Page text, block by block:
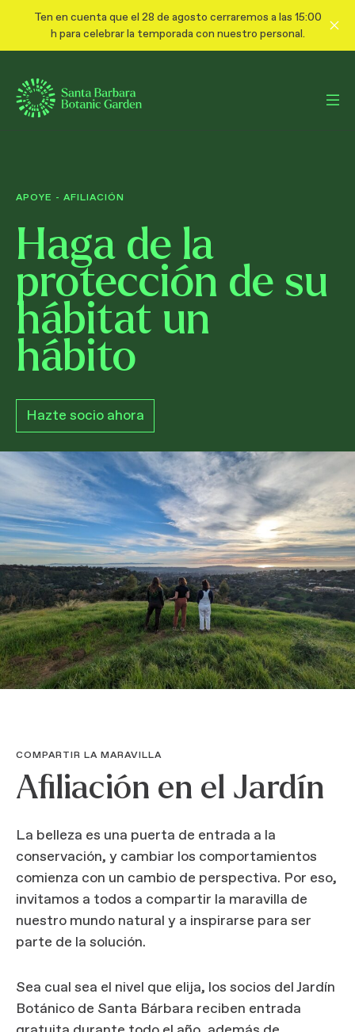
Ten en cuenta que el 28 de agosto cerraremos a las 15:00
h para celebrar la temporada con nuestro personal.
APOYE - AFILIACIÓN
Haga de la
protección de su
hábitat un
hábito
Hazte socio ahora
COMPARTIR LA MARAVILLA
Afiliación en el Jardín
La belleza es una puerta de entrada a la
conservación, y cambiar los comportamientos
comienza con un cambio de perspectiva. Por eso,
invitamos a todos a compartir la maravilla de
nuestro mundo natural y a inspirarse para ser
parte de la solución.
Sea cual sea el nivel que elija, los socios del Jardín
Botánico de Santa Bárbara reciben entrada